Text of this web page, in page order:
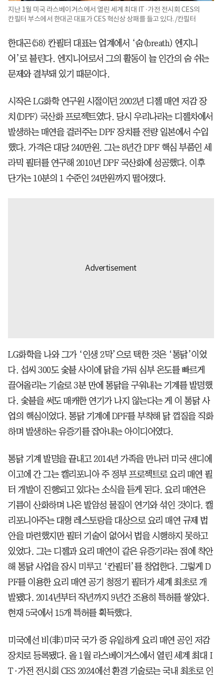
지난 1월 미국 라스베이거스에서 열린 세계 최대 IT·가전 전시회 CES의
칸필터 부스에서 한대곤 대표가 CES 혁신상 상패를 들고 있다. /칸필터
한대곤(58) 칸필터 대표는 업계에서 ‘숨(breath) 엔지니
어’로 불린다. 엔지니어로서 그의 활동이 늘 인간의 숨 쉬는
문제와 결부돼 있기 때문이다.
시작은 LG화학 연구원 시절이던 2002년 디젤 매연 저감 장
치(DPF) 국산화 프로젝트였다. 당시 우리나라는 디젤차에서
발생하는 매연을 걸러주는 DPF 장치를 전량 일본에서 수입
했다. 가격은 대당 240만원. 그는 8년간 DPF 핵심 부품인 세
라믹 필터를 연구해 2010년 DPF 국산화에 성공했다. 이후
단가는 10분의 1 수준인 24만원까지 떨어졌다.
LG화학을 나와 그가 ‘인생 2막’으로 택한 것은 ‘통닭’이었
다. 섭씨 300도 숯불 사이에 닭을 가둬 심부 온도를 빠르게
끌어올리는 기술로 3분 만에 통닭을 구워내는 기계를 발명했
다. 숯불을 써도 매캐한 연기가 나지 않는다는 게 이 통닭 사
업의 핵심이었다. 통닭 기계에 DPF를 부착해 닭 껍질을 직화
하며 발생하는 유증기를 잡아내는 아이디어였다.
통닭 기계 발명을 끝내고 2014년 가족을 만나러 미국 샌디에
이고에 간 그는 캘리포니아 주 정부 프로젝트로 요리 매연 필
터 개발이 진행되고 있다는 소식을 듣게 된다. 요리 매연은
기름이 산화하며 나온 발암성 물질이 연기와 섞인 것이다. 캘
리포니아주는 대형 레스토랑을 대상으로 요리 매연 규제 법
안을 마련했지만 필터 기술이 없어서 법을 시행하지 못하고
있었다. 그는 디젤과 요리 매연이 같은 유증기라는 점에 착안
해 통닭 사업을 잠시 미루고 ‘칸필터’를 창업한다. 그렇게 D
PF를 이용한 요리 매연 공기 청정기 필터가 세계 최초로 개
발됐다. 2014년부터 작년까지 9년간 조용히 특허를 쌓았다.
현재 5국에서 15개 특허를 획득했다.
미국에선 비(非)미국 국가 중 유일하게 요리 매연 공인 저감
장치로 등록됐다. 올 1월 라스베이거스에서 열린 세계 최대 I
T·가전 전시회 CES 2024에선 환경 기술로는 국내 최초로 인